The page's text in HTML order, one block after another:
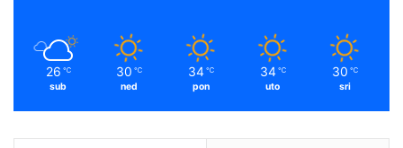
26 ℃
sub
30 ℃
ned
34 ℃
pon
34 ℃
uto
30 ℃
sri